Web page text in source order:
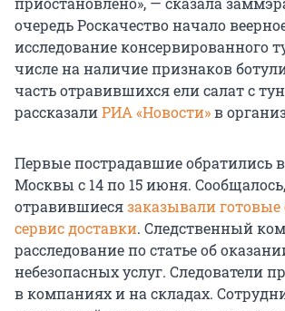
очередь Роскачество начало
исследование консервированного
числе на наличие признаков
часть отравившихся ели салат с
рассказалиРИА «Новости»в
Первые пострадавшие обратились
Москвы с 14 по 15 июня.
отравившиесязаказывали готовые
сервис доставки. Следственный
расследование по статье об
небезопасных услуг. Следователи
в компаниях и на складах.